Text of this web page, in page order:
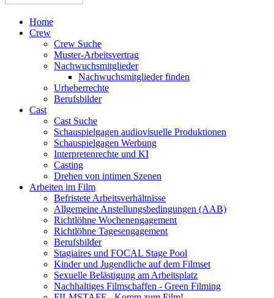
Home
Crew
Crew Suche
Muster-Arbeitsvertrag
Nachwuchsmitglieder
Nachwuchsmitglieder finden
Urheberrechte
Berufsbilder
Cast
Cast Suche
Schauspielgagen audiovisuelle Produktionen
Schauspielgagen Werbung
Interpretenrechte und KI
Casting
Drehen von intimen Szenen
Arbeiten im Film
Befristete Arbeitsverhältnisse
Allgemeine Anstellungsbedingungen (AAB)
Richtlöhne Wochenengagement
Richtlöhne Tagesengagement
Berufsbilder
Stagiaires und FOCAL Stage Pool
Kinder und Jugendliche auf dem Filmset
Sexuelle Belästigung am Arbeitsplatz
Nachhaltiges Filmschaffen - Green Filming